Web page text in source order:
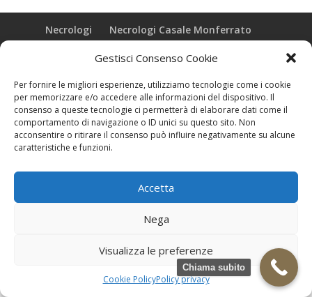
Gestisci Consenso Cookie
Per fornire le migliori esperienze, utilizziamo tecnologie come i cookie
per memorizzare e/o accedere alle informazioni del dispositivo. Il
consenso a queste tecnologie ci permetterà di elaborare dati come il
comportamento di navigazione o ID unici su questo sito. Non
acconsentire o ritirare il consenso può influire negativamente su alcune
caratteristiche e funzioni.
Accetta
Nega
Visualizza le preferenze
Cookie PolicyPolicy privacy
Necrologi
Necrologi Casale Monferrato
Necrologi Alessandria
Necrologi Piemonte
Realizzazione grafica e Copyright © zeropensieri local web -
Casale Monferrato info@zeropensieri-cloud
Chiama subito